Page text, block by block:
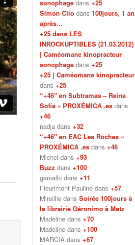
sonophagedans +25
Simon Cliodans 100jours, 1 an
après…
+25 dans LES
INROCKUPTIBLES (21.03.2012)
| Caméomane kinopracteur
sonophagedans +25
+25 | Caméomane kinopracteur
dans +25
“+46″ en Subtramas – Reina
Sofía « PROXÉMICA .esdans
+46
nadja dans +32
“+46″ en EAC Les Roches «
PROXÉMICA .esdans +46
Michel dans +93
Buzz dans +100
gamallo dans +11
Fleurimont Pauline dans +57
Mireillle dans Soirée 100jours à
la librairie Géronimo à Metz
Madeline dans +70
Madeline dans +100
MARCIA dans +67